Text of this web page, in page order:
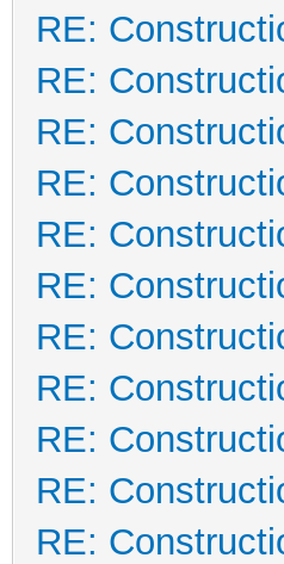
RE:
RE:
RE:
RE:
RE:
RE:
RE:
RE:
RE:
RE:
RE: